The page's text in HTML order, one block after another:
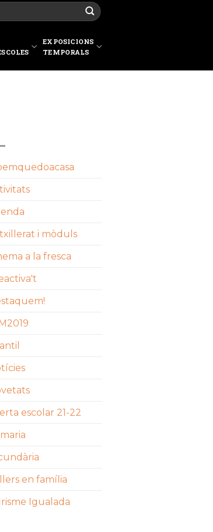
EXPOSICIONS
TEMPORALS
i mòduls
a la fresca
escolar 21-22
en família
Igualada